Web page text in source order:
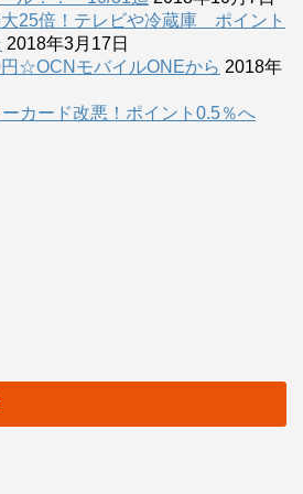
25倍！テレビや冷蔵庫 ポイント
2018年3月17日
☆OCNモバイルONEから 2018年
カード改悪！ポイント0.5％へ